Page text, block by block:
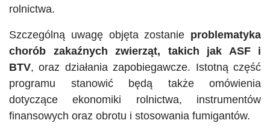
rolnictwa.
Szczególną uwagę objęta zostanie problematyka
chorób zakaźnych zwierząt, takich jak ASF i
BTV, oraz działania zapobiegawcze. Istotną część
programu stanowić będą także omówienia
dotyczące ekonomiki rolnictwa, instrumentów
finansowych oraz obrotu i stosowania fumigantów.